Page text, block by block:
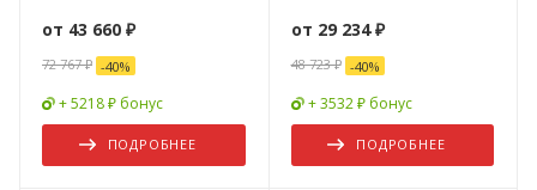
от 43 660 ₽
72 767 ₽ -40%
+ 5218 ₽ бонус
ПОДРОБНЕЕ
от 29 234 ₽
48 723 ₽ -40%
+ 3532 ₽ бонус
ПОДРОБНЕЕ